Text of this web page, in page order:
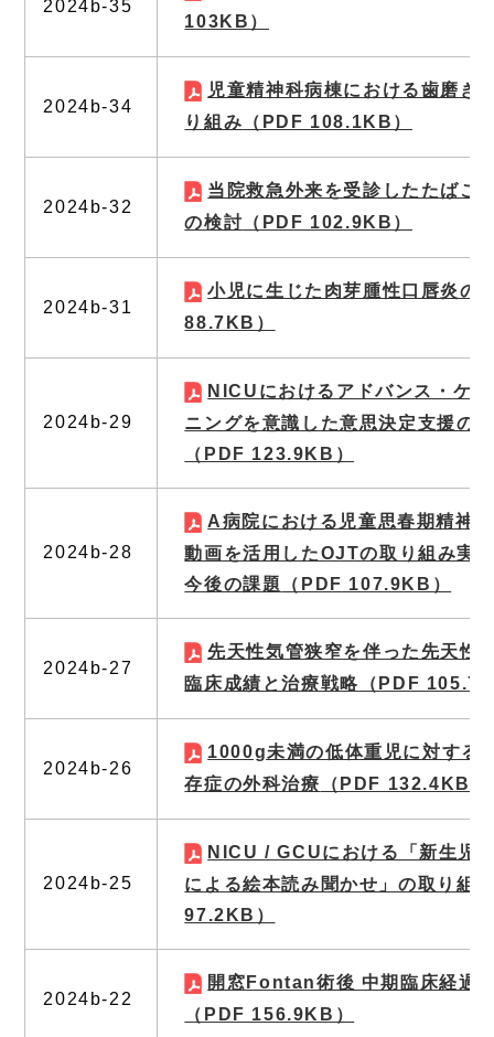
2024b-35
103KB）
2024b-34
児童精神科病棟における歯磨き
り組み （PDF 108.1KB）
2024b-32
当院救急外来を受診したたばこ
の検討 （PDF 102.9KB）
2024b-31
小児に生じた肉芽腫性口唇炎の2
88.7KB）
2024b-29
NICUにおけるアドバンス・ケ
ニングを意識した意思決定支援の1
（PDF 123.9KB）
2024b-28
A病院における児童思春期精神
動画を活用したOJTの取り組み実
今後の課題
（PDF 107.9KB）
2024b-27
先天性気管狭窄を伴った先天性
臨床成績と治療戦略 （PDF
2024b-26
1000g未満の低体重児に対する
存症の外科治療 （PDF 132.4KB）
2024b-25
NICU / GCUにおける「新生児
による絵本読み聞かせ」の取り組み
97.2KB）
2024b-22
開窓Fontan術後 中期臨床経過
（PDF 156.9KB）